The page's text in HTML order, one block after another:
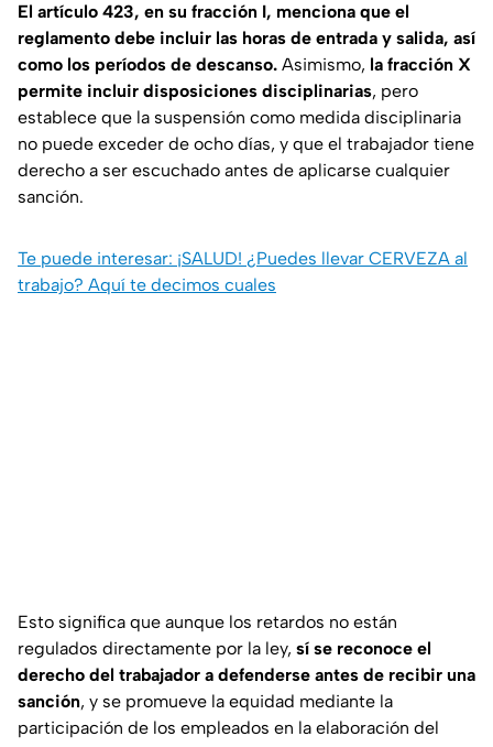
El artículo 423, en su fracción I, menciona que el
reglamento debe incluir las horas de entrada y salida, así
como los períodos de descanso. Asimismo, la fracción X
permite incluir disposiciones disciplinarias, pero
establece que la suspensión como medida disciplinaria
no puede exceder de ocho días, y que el trabajador tiene
derecho a ser escuchado antes de aplicarse cualquier
sanción.
Te puede interesar: ¡SALUD! ¿Puedes llevar CERVEZA al
trabajo? Aquí te decimos cuales
Esto significa que aunque los retardos no están
regulados directamente por la ley, sí se reconoce el
derecho del trabajador a defenderse antes de recibir una
sanción, y se promueve la equidad mediante la
participación de los empleados en la elaboración del